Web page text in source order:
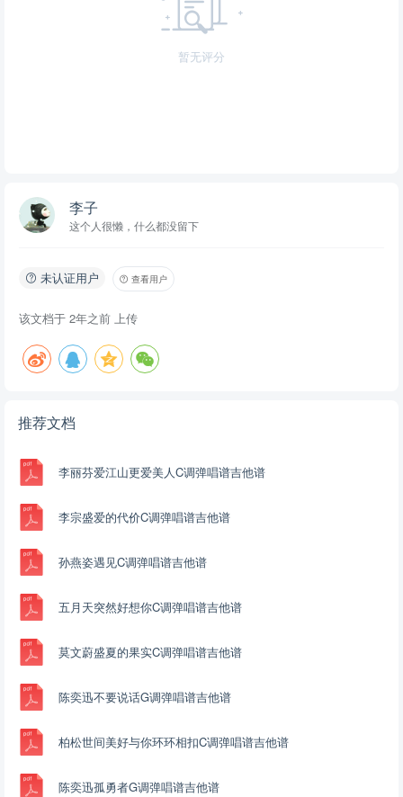
暂无评分
李子
这个人很懒，什么都没留下
未认证用户 查看用户
该文档于 2年之前 上传
推荐文档
李丽芬爱江山更爱美人C调弹唱谱吉他谱
李宗盛爱的代价C调弹唱谱吉他谱
孙燕姿遇见C调弹唱谱吉他谱
五月天突然好想你C调弹唱谱吉他谱
莫文蔚盛夏的果实C调弹唱谱吉他谱
陈奕迅不要说话G调弹唱谱吉他谱
柏松世间美好与你环环相扣C调弹唱谱吉他谱
陈奕迅孤勇者G调弹唱谱吉他谱